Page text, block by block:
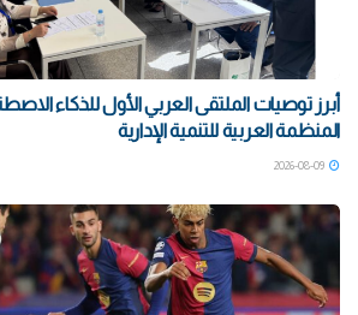
أبرز توصيات الملتقى العربي الأول للذكاء
المنظمة العربية للتنمية الإدارية
2026-08-09